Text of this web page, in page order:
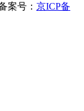
案号： 京ICP备